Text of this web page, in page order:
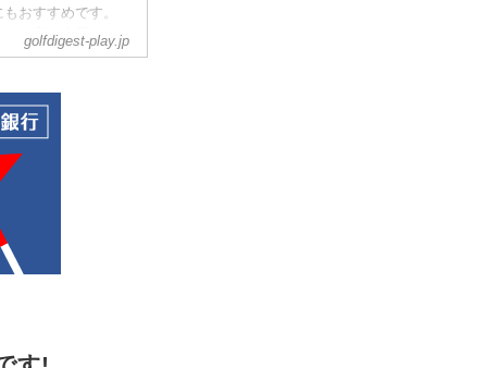
おすすめです。
け安く会員にな
(税込）。募集要項
奈川県ゴルファー
golfdigest-play.jp